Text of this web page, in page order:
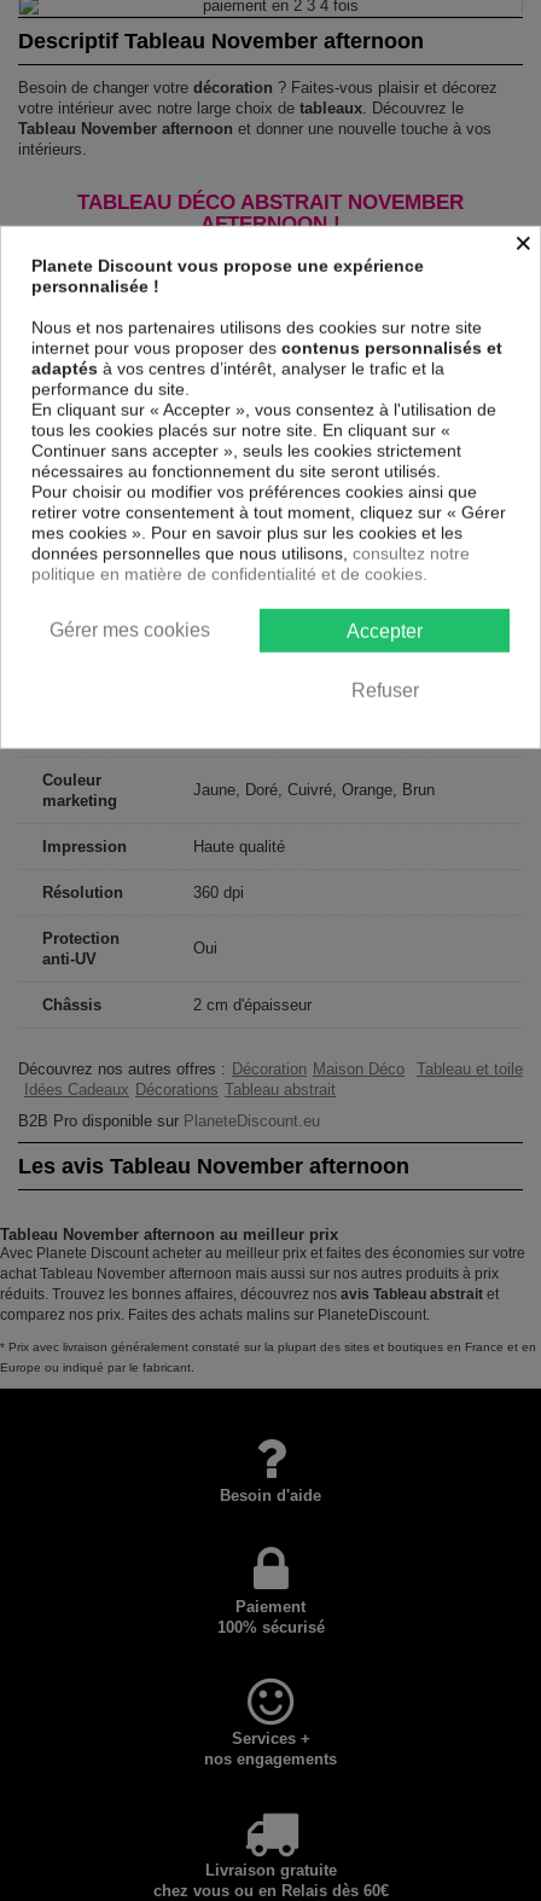
Descriptif Tableau November afternoon
Besoin de changer votre décoration ? Faites-vous plaisir et décorez
votre intérieur avec notre large choix de tableaux. Découvrez le
Tableau November afternoon et donner une nouvelle touche à vos
intérieurs.
TABLEAU DÉCO ABSTRAIT NOVEMBER
AFTERNOON !
Le Tableau November afternoon
est imprimé sur un papier intissé
spécial et de haute qualité qui reflète parfaitement les couleurs avec
des détails parfaitement reproduits. Grâce à une impression sur tous les
cotés et une toile tendue sur un châssis fait de matériaux respectueux
de l'environnement, vous pourrez suspendre le tableau immédiatement
sans avoir à l'encadrer.
Le Tableau Abstrait November afternoon
inodore et 100 % sûr, parfait même pour la chambre à coucher et la
chambre des enfants.
Notre large choix de tableaux tendances et modernes constituent un
moyen simple et pas cher de donner une nouvelle touche à vos
intérieurs, il y en a pour tous les goût.
Descriptif technique
Matériaux MDF
Couleur
marketing
Jaune, Doré, Cuivré, Orange, Brun
Impression Haute qualité
Résolution 360 dpi
Protection
anti-UV
Oui
Châssis 2 cm d'épaisseur
Découvrez nos autres offres : Décoration Maison Déco
Tableau et toile
Idées Cadeaux Décorations Tableau abstrait
B2B Pro disponible sur PlaneteDiscount.eu
Les avis Tableau November afternoon
Tableau November afternoon au meilleur prix
Avec Planete Discount acheter au meilleur prix et faites des économies sur votre
achat Tableau November afternoon mais aussi sur nos autres produits à prix
réduits. Trouvez les bonnes affaires, découvrez nos avis Tableau abstrait et
comparez nos prix. Faites des achats malins sur PlaneteDiscount.
* Prix avec livraison généralement constaté sur la plupart des sites et boutiques en France et en
Europe ou indiqué par le fabricant.
Besoin d'aide
Paiement
100% sécurisé
Services +
nos engagements
Livraison gratuite
chez vous ou en Relais dès 60€
×
Planete Discount vous propose une expérience
personnalisée !
Nous et nos partenaires utilisons des cookies sur notre site
internet pour vous proposer des contenus personnalisés et
adaptés à vos centres d’intérêt, analyser le trafic et la
performance du site.
En cliquant sur « Accepter », vous consentez à l'utilisation de
tous les cookies placés sur notre site. En cliquant sur «
Continuer sans accepter », seuls les cookies strictement
nécessaires au fonctionnement du site seront utilisés.
Pour choisir ou modifier vos préférences cookies ainsi que
retirer votre consentement à tout moment, cliquez sur « Gérer
mes cookies ». Pour en savoir plus sur les cookies et les
données personnelles que nous utilisons, consultez notre
politique en matière de confidentialité et de cookies.
Accepter
Refuser
Gérer mes cookies